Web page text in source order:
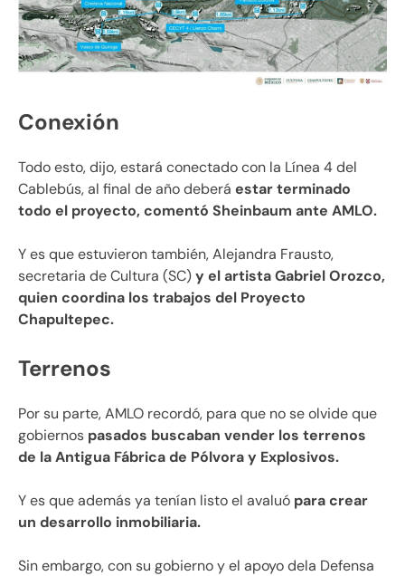
Conexión
Todo esto, dijo, estará conectado con la Línea 4 del
Cablebús, al final de año deberá estar terminado
todo el proyecto, comentó Sheinbaum ante AMLO.
Y es que estuvieron también, Alejandra Frausto,
secretaria de Cultura (SC)y el artista Gabriel Orozco,
quien coordina los trabajos del Proyecto
Chapultepec.
Terrenos
Por su parte, AMLO recordó, para que no se olvide que
gobiernos pasados buscaban vender los terrenos
de la Antigua Fábrica de Pólvora y Explosivos.
Y es que además ya tenían listo el avaluó para crear
un desarrollo inmobiliaria.
Sin embargo, con su gobierno y el apoyo dela Defensa